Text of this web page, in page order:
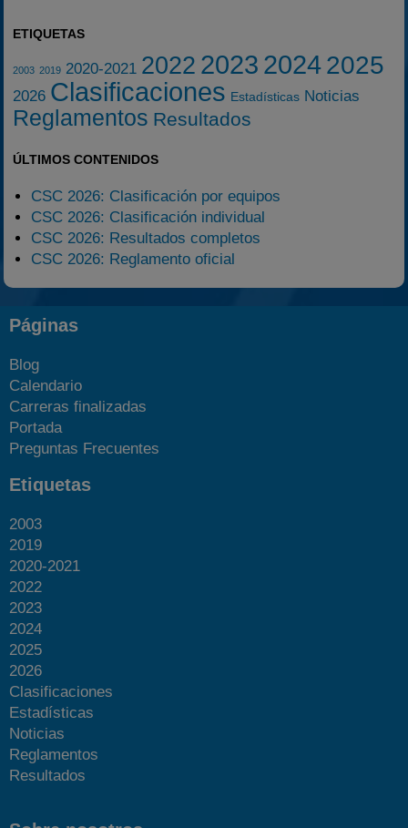
ETIQUETAS
2003 2019 2020-2021 2022 2023 20242025
2026 Clasificaciones Estadísticas Noticias
Reglamentos Resultados
ÚLTIMOS CONTENIDOS
CSC 2026: Clasificación por equipos
CSC 2026: Clasificación individual
CSC 2026: Resultados completos
CSC 2026: Reglamento oficial
Páginas
Blog
Calendario
Carreras finalizadas
Portada
Preguntas Frecuentes
Etiquetas
2003
2019
2020-2021
2022
2023
2024
2025
2026
Clasificaciones
Estadísticas
Noticias
Reglamentos
Resultados